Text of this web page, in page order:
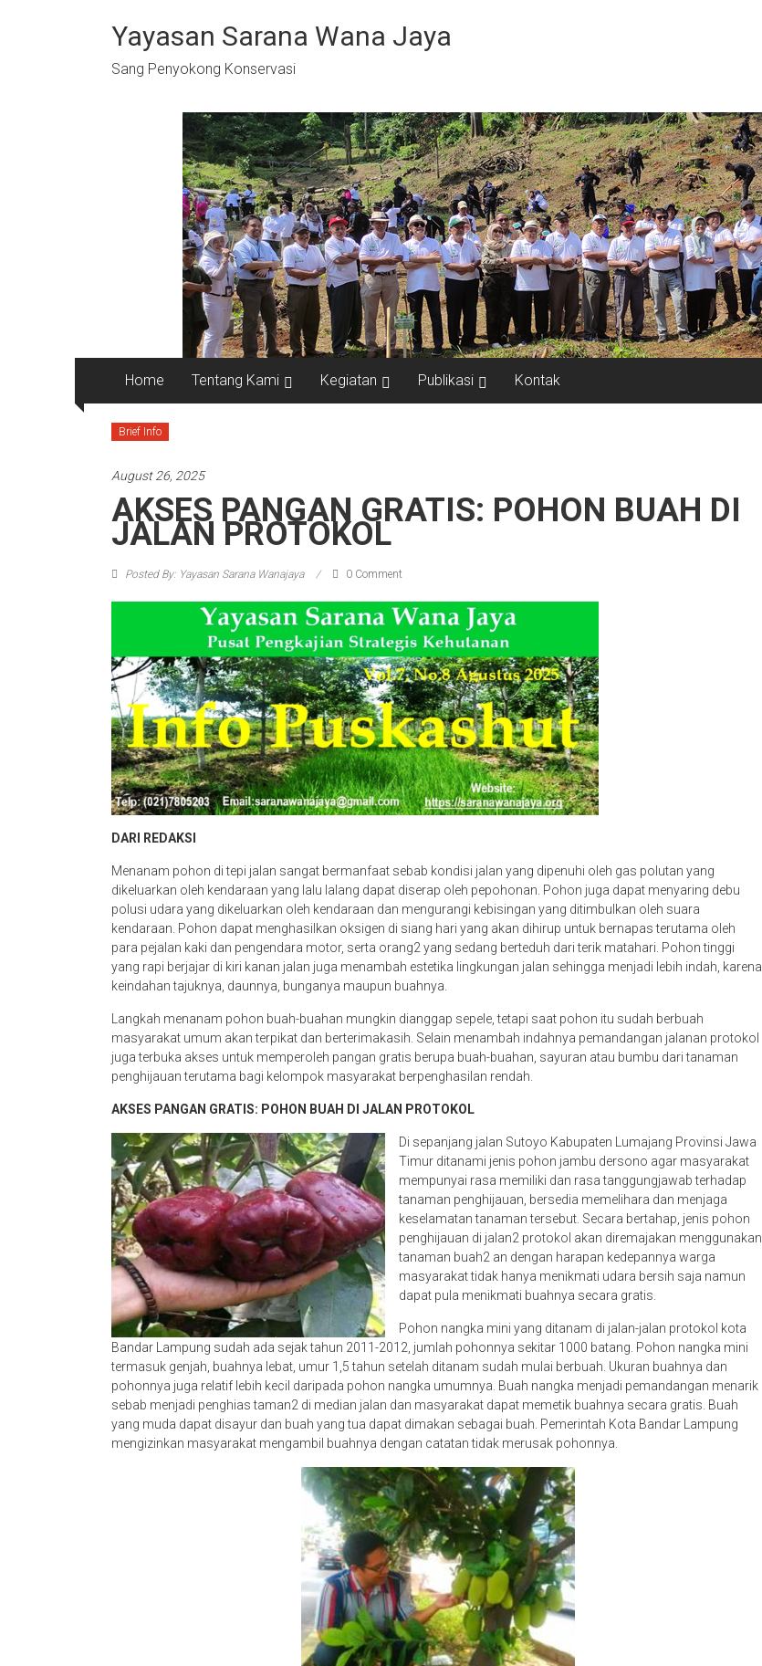
contentYayasan Sarana Wana Jaya
Sang Penyokong Konservasi
Home Tentang Kami Kegiatan Publikasi Kontak
Brief Info
August 26, 2025
AKSES PANGAN GRATIS: POHON BUAH DI
JALAN PROTOKOL
Posted By: Yayasan Sarana Wanajaya 0 Comment
DARI REDAKSI
Menanam pohon di tepi jalan sangat bermanfaat sebab kondisi jalan yang dipenuhi oleh gas polutan yang
dikeluarkan oleh kendaraan yang lalu lalang dapat diserap oleh pepohonan. Pohon juga dapat menyaring debu
polusi udara yang dikeluarkan oleh kendaraan dan mengurangi kebisingan yang ditimbulkan oleh suara
kendaraan. Pohon dapat menghasilkan oksigen di siang hari yang akan dihirup untuk bernapas terutama oleh
para pejalan kaki dan pengendara motor, serta orang2 yang sedang berteduh dari terik matahari. Pohon tinggi
yang rapi berjajar di kiri kanan jalan juga menambah estetika lingkungan jalan sehingga menjadi lebih indah, karena
keindahan tajuknya, daunnya, bunganya maupun buahnya.
Langkah menanam pohon buah-buahan mungkin dianggap sepele, tetapi saat pohon itu sudah berbuah
masyarakat umum akan terpikat dan berterimakasih. Selain menambah indahnya pemandangan jalanan protokol
juga terbuka akses untuk memperoleh pangan gratis berupa buah-buahan, sayuran atau bumbu dari tanaman
penghijauan terutama bagi kelompok masyarakat berpenghasilan rendah.
AKSES PANGAN GRATIS: POHON BUAH DI JALAN PROTOKOL
Di sepanjang jalan Sutoyo Kabupaten Lumajang Provinsi Jawa
Timur ditanami jenis pohon jambu dersono agar masyarakat
mempunyai rasa memiliki dan rasa tanggungjawab terhadap
tanaman penghijauan, bersedia memelihara dan menjaga
keselamatan tanaman tersebut. Secara bertahap, jenis pohon
penghijauan di jalan2 protokol akan diremajakan menggunakan
tanaman buah2 an dengan harapan kedepannya warga
masyarakat tidak hanya menikmati udara bersih saja namun
dapat pula menikmati buahnya secara gratis.
Pohon nangka mini yang ditanam di jalan-jalan protokol kota
Bandar Lampung sudah ada sejak tahun 2011-2012, jumlah pohonnya sekitar 1000 batang. Pohon nangka mini
termasuk genjah, buahnya lebat, umur 1,5 tahun setelah ditanam sudah mulai berbuah. Ukuran buahnya dan
pohonnya juga relatif lebih kecil daripada pohon nangka umumnya. Buah nangka menjadi pemandangan menarik
sebab menjadi penghias taman2 di median jalan dan masyarakat dapat memetik buahnya secara gratis. Buah
yang muda dapat disayur dan buah yang tua dapat dimakan sebagai buah. Pemerintah Kota Bandar Lampung
mengizinkan masyarakat mengambil buahnya dengan catatan tidak merusak pohonnya.